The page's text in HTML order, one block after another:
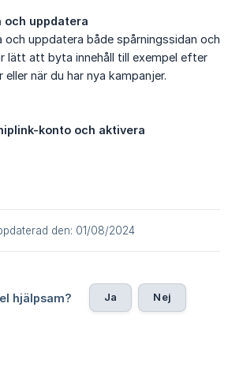
och uppdatera
och uppdatera både spårningssidan och
lätt att byta innehåll till exempel efter
när du har nya kampanjer.
konto och aktivera
den: 01/08/2024
hjälpsam? Ja Nej